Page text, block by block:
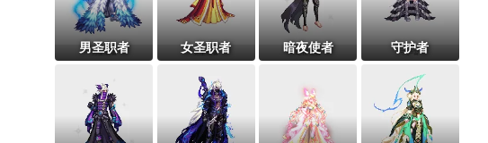
男圣职者 女圣职者 暗夜使者 守护者